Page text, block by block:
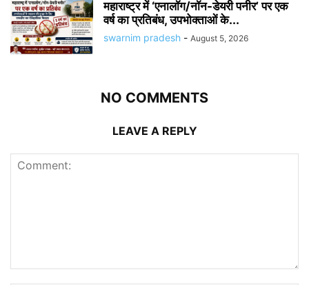
महाराष्ट्र में ‘एनालॉग/नॉन-डेयरी पनीर’ पर एक
वर्ष का प्रतिबंध, उपभोक्ताओं के...
swarnim pradesh - August 5, 2026
NO COMMENTS
LEAVE A REPLY